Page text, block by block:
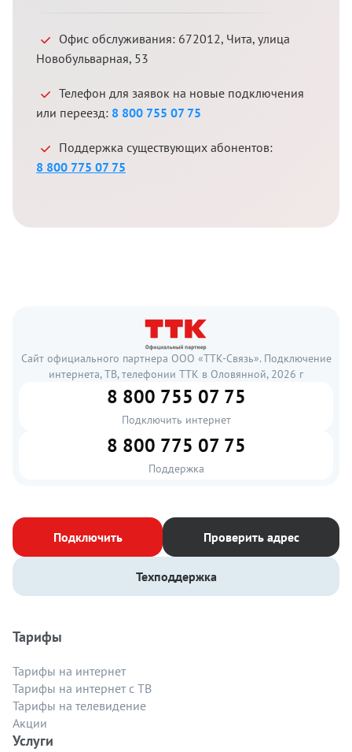
Офис обслуживания: 672012, Чита, улица
Новобульварная, 53
Телефон для заявок на новые подключения
или переезд: 8 800 755 07 75
Поддержка существующих абонентов:
8 800 775 07 75
Сайт официального партнера ООО «ТТК-Связь». Подключение
интернета, ТВ, телефонии ТТК в Оловянной, 2026 г
8 800 755 07 75
Подключить интернет
8 800 775 07 75
Поддержка
Подключить Проверить адрес
Техподдержка
Тарифы
Тарифы на интернет
Тарифы на интернет с ТВ
Тарифы на телевидение
Акции
Услуги